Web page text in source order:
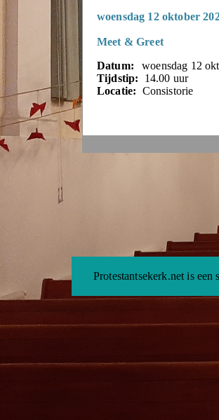
woensdag 12 oktober
Meet & Greet
Datum:
woensdag 12
Tijdstip:
14.00 uur
Locatie: Consistorie
Protestantsekerk.net is